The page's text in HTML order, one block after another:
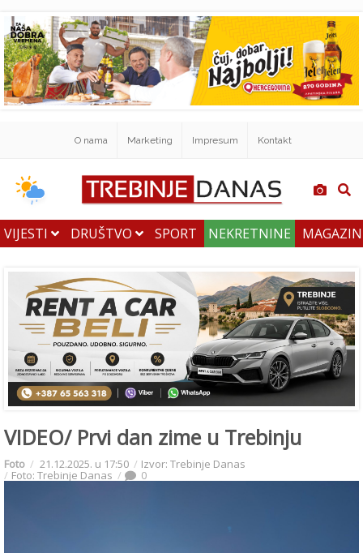
O nama Marketing Impresum Kontakt
VIJESTI DRUŠTVO SPORT NEKRETNINE
VIDEO/ Prvi dan zime u Trebinju
Foto 21.12.2025. u 17:50 Izvor: Trebinje Danas
Foto: Trebinje Danas 0